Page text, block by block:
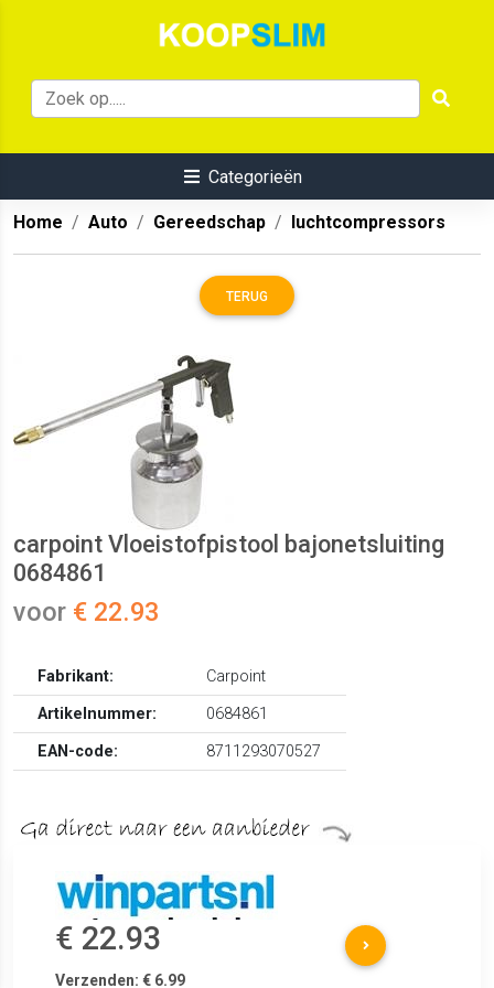
Categorieën
Home Auto Gereedschap luchtcompressors
TERUG
carpoint Vloeistofpistool bajonetsluiting
0684861
voor € 22.93
Fabrikant:
Carpoint
Artikelnummer:
0684861
EAN-code:
8711293070527
€ 22.93
Verzenden: € 6.99